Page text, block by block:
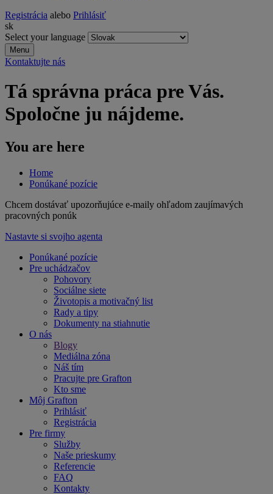
Registrácia alebo Prihlásiť
sk
Select your language
Menu
Kontaktujte nás
Tá správna práca pre Vás.
Spoločne ju nájdeme.
You are here
Home
Ponúkané pozície
Chcem dostávať upozorňujúce e-maily ohľadom zaujímavých
pracovných ponúk
Nastavte si svojho agenta
Ponúkané pozície
Pre uchádzačov
Pohovory
Sociálne siete
Životopis a motivačný list
Rady a tipy
Dokumenty na stiahnutie
O nás
Blogy
Mediálna zóna
Náš tím
Pracujte pre Grafton
Kto sme
Môj Grafton
Prihlásiť
Registrácia
Pre firmy
Služby
Naše prieskumy
Referencie
FAQ
Kontakty